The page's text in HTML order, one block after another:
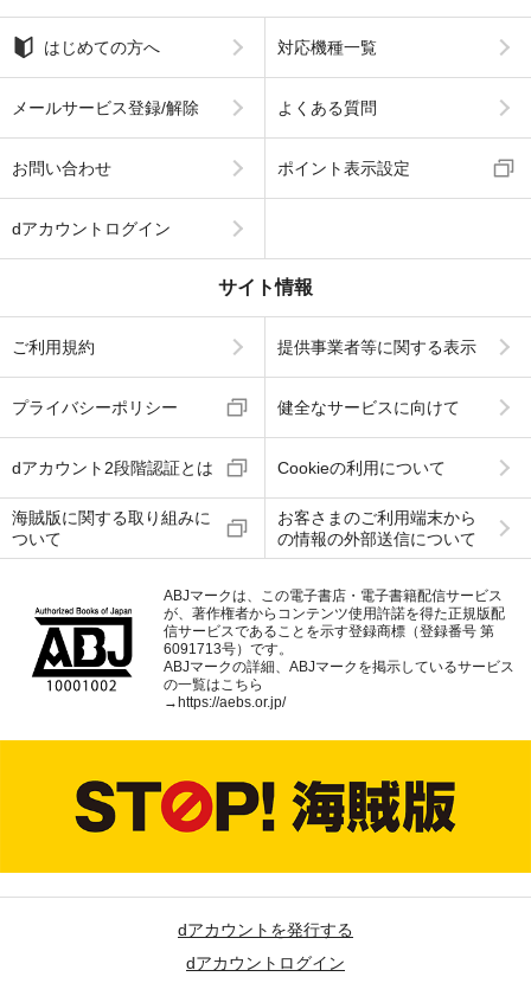
はじめての方へ 対応機種一覧
メールサービス登録/解除 よくある質問
お問い合わせ ポイント表示設定
dアカウントログイン
サイト情報
ご利用規約 提供事業者等に関する表示
プライバシーポリシー 健全なサービスに向けて
dアカウント2段階認証とは Cookieの利用について
海賊版に関する取り組みに
ついて
お客さまのご利用端末から
の情報の外部送信について
ABJマークは、この電子書店・電子書籍配信サービス
が、著作権者からコンテンツ使用許諾を得た正規版配
信サービスであることを示す登録商標（登録番号 第
6091713号）です。
ABJマークの詳細、ABJマークを掲示しているサービス
の一覧はこちら
→ https://aebs.or.jp/
dアカウントを発行する
dアカウントログイン